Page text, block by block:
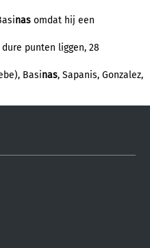
nas omdat hij een
punten liggen, 28
Basinas, Sapanis, Gonzalez,